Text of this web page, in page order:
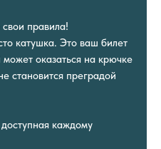
правила!
катушка. Это ваш билет
оказаться на крючке
становится преградой
каждому